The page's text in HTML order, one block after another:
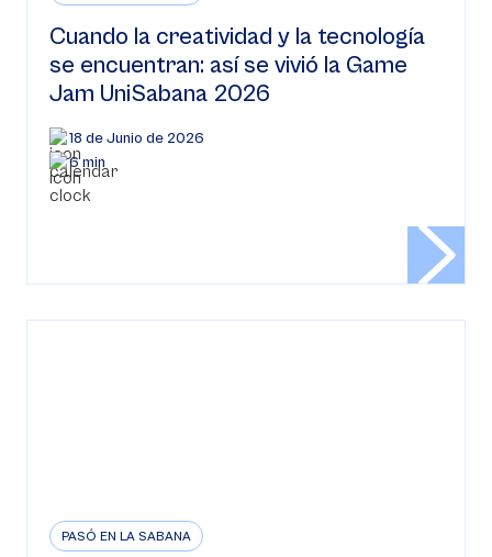
Cuando la creatividad y la tecnología
se encuentran: así se vivió la Game
Jam UniSabana 2026
18 de Junio de 2026
6 min
PASÓ EN LA SABANA